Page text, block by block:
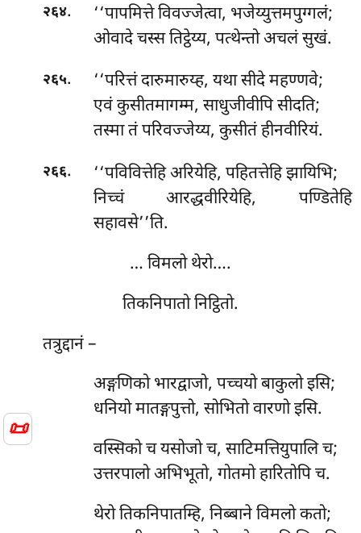
📜
२६४.
‘‘पापमित्ते विवज्जेत्वा, भजेय्युत्तमपुग्गलं;
ओवादे चस्स तिट्ठेय्य, पत्थेन्तो अचलं सुखं.
२६५.
‘‘परित्तं दारुमारुय्ह, यथा सीदे महण्णवे;
एवं कुसीतमागम्म, साधुजीवीपि सीदति;
तस्मा तं परिवज्जेय्य, कुसीतं हीनवीरियं.
२६६. ‘‘पविवित्तेहिअरियेहि, पहितत्तेहि झायिभि;
निच्चंआरद्धवीरियेहि, पण्डितेहि
सहावसे’’ति.
… विमलो थेरो….
तिकनिपातो निट्ठितो.
तत्रुद्दानं –
अङ्गणिको भारद्वाजो, पच्चयो बाकुलो इसि;
धनियो मातङ्गपुत्तो, सोभितो वारणो इसि.
वस्सिको च यसोजो च, साटिमत्तियुपालि च;
उत्तरपालो अभिभूतो, गोतमो हारितोपि च.
थेरो तिकनिपातम्हि, निब्बाने विमलो कतो;